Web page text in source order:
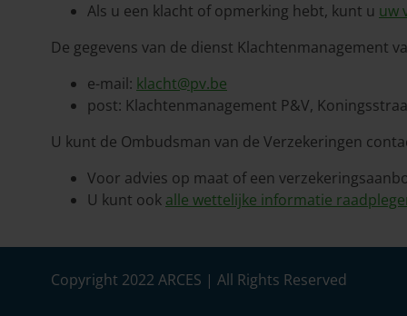
Als u een klacht of opmerking hebt, kunt u uw
De gegevens van de dienst Klachtenmanagement
e-mail: klacht@pv.be
post: Klachtenmanagement P&V,
U kunt de Ombudsman van de Verzekeringen
Voor advies op maat of een
U kunt ook alle wettelijke informatie
Copyright 2022 ARCES | All Rights Reserved